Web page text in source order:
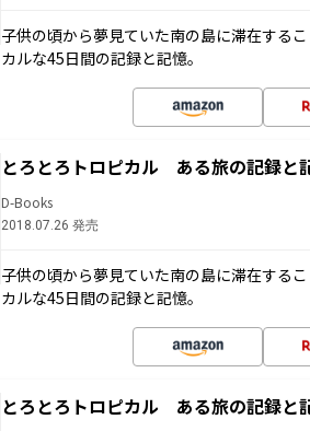
子供の頃から夢見ていた南の島に滞在する
カルな45日間の記録と記憶。
とろとろトロピカル ある旅の記録
D-Books
2018.07.26 発売
子供の頃から夢見ていた南の島に滞在する
カルな45日間の記録と記憶。
とろとろトロピカル ある旅の記録